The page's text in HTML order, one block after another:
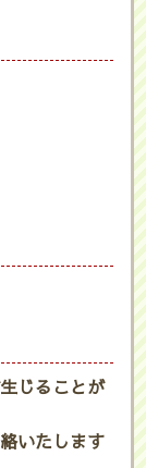
じることが
いたします